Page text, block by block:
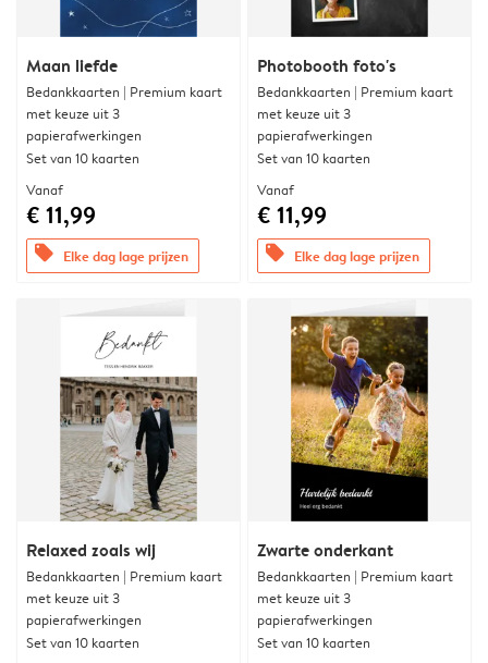
Maan liefde
Bedankkaarten | Premium kaart
met keuze uit 3
papierafwerkingen
Set van 10 kaarten
Vanaf
€ 11,99
offers Elke dag lage prijzen
Photobooth foto's
Bedankkaarten | Premium kaart
met keuze uit 3
papierafwerkingen
Set van 10 kaarten
Vanaf
€ 11,99
offers Elke dag lage prijzen
Relaxed zoals wij
Bedankkaarten | Premium kaart
met keuze uit 3
papierafwerkingen
Set van 10 kaarten
Zwarte onderkant
Bedankkaarten | Premium kaart
met keuze uit 3
papierafwerkingen
Set van 10 kaarten